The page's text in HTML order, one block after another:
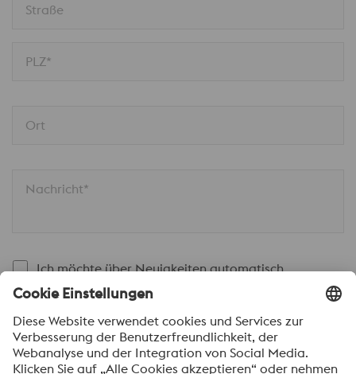
Straße
PLZ*
Ort
Nachricht*
Ich möchte über Neuigkeiten automatisch
informiert werden.
SENDEN